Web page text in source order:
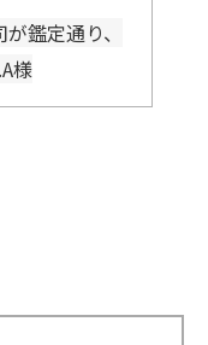
鑑定通り、
様